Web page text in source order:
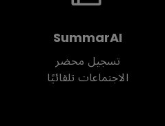
SummarAI
تسجيل محضر
الاجتماعات تلقائيًا